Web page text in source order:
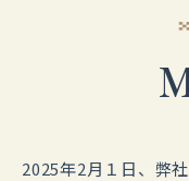
2025年2月１日、弊